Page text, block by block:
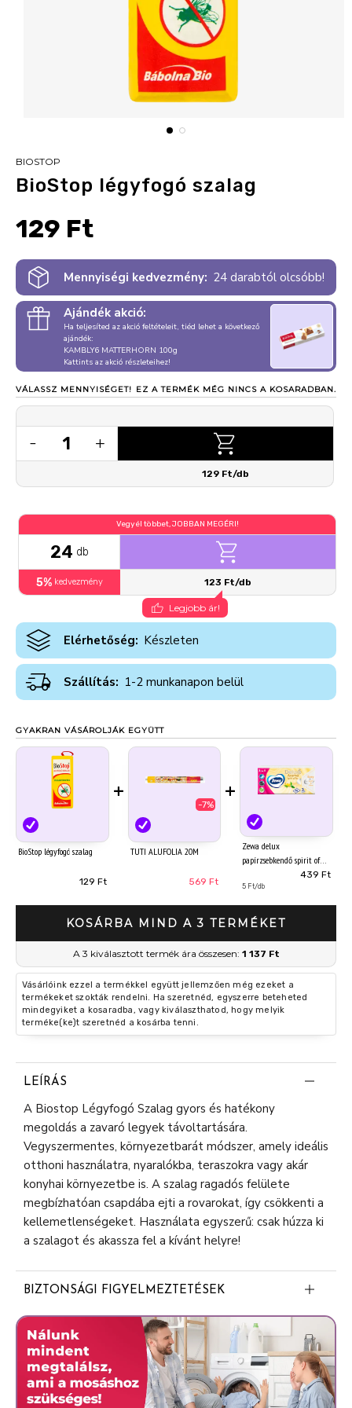
BIOSTOP
BioStop légyfogó szalag
129 Ft
Mennyiségi kedvezmény: 24 darabtól olcsóbb!
Ajándék akció:
Ha teljesíted az akció feltételeit, tiéd lehet a következő
ajándék:
KAMBLY6 MATTERHORN 100g
Kattints az akció részleteihez!
VÁLASSZ MENNYISÉGET! EZ A TERMÉK MÉG NINCS A KOSARADBAN.
- 1 +
129 Ft/db
Vegyél többet, JOBBAN MEGÉRI!
24 db
5% kedvezmény 123 Ft/db
Legjobb ár!
Elérhetőség: Készleten
Szállítás: 1-2 munkanapon belül
GYAKRAN VÁSÁROLJÁK EGYÜTT
BioStop légyfogó szalag
129 Ft
+
-7%
TUTI ALUFOLIA 20M
569 Ft
+
Zewa delux
papírzsebkendő spirit of
tea 3 rétegű 90 db439 Ft
5 Ft/db
KOSÁRBA MIND A 3 TERMÉKET
A 3 kiválasztott termék ára összesen: 1 137 Ft
Vásárlóink ezzel a termékkel együtt jellemzően még ezeket a
termékeket szokták rendelni. Ha szeretnéd, egyszerre beteheted
mindegyiket a kosaradba, vagy kiválaszthatod, hogy melyik
terméke(ke)t szeretnéd a kosárba tenni.
LEÍRÁS
A Biostop Légyfogó Szalag gyors és hatékony
megoldás a zavaró legyek távoltartására.
Vegyszermentes, környezetbarát módszer, amely ideális
otthoni használatra, nyaralókba, teraszokra vagy akár
konyhai környezetbe is. A szalag ragadós felülete
megbízhatóan csapdába ejti a rovarokat, így csökkenti a
kellemetlenségeket. Használata egyszerű: csak húzza ki
a szalagot és akassza fel a kívánt helyre!
BIZTONSÁGI FIGYELMEZTETÉSEK
Használat előtt olvassa el, használat közben pedig
tartsa be a termék használati útmutatóját és a
figyelmeztetéseket. Figyelmeztetés: A légyfogó
használata után kezet kell mosni. Gyermekek nem
alkalmazhatják! Úgy helyezze el a légyfogót, hogy